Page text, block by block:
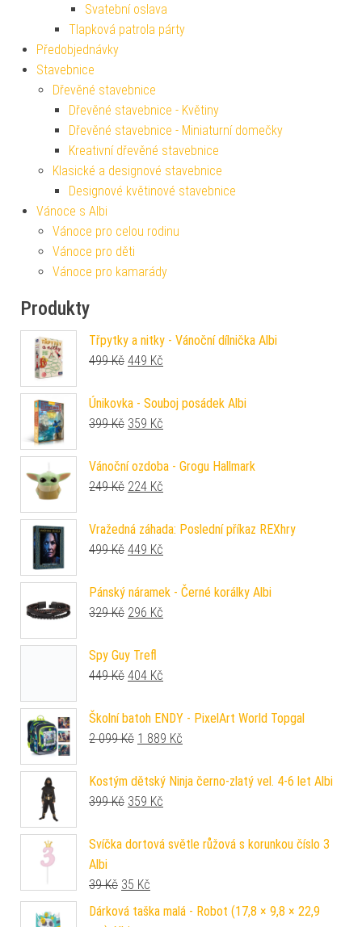
Svatební oslava
Tlapková patrola párty
Předobjednávky
Stavebnice
Dřevěné stavebnice
Dřevěné stavebnice - Květiny
Dřevěné stavebnice - Miniaturní domečky
Kreativní dřevěné stavebnice
Klasické a designové stavebnice
Designové květinové stavebnice
Vánoce s Albi
Vánoce pro celou rodinu
Vánoce pro děti
Vánoce pro kamarády
Produkty
Třpytky a nitky - Vánoční dílnička Albi
499Kč Původní cena byla: 499 Kč.
449 Kč
Únikovka - Souboj posádek Albi
399Kč Původní cena byla: 399 Kč.
359 Kč
Vánoční ozdoba - Grogu Hallmark
249Kč Původní cena byla: 249 Kč.
224 Kč
Vražedná záhada: Poslední příkaz REXhry
499Kč Původní cena byla: 499 Kč.
449 Kč
Pánský náramek - Černé korálky Albi
329Kč Původní cena byla: 329 Kč.
296 Kč
Spy Guy Trefl
449Kč Původní cena byla: 449 Kč.
404 Kč
Školní batoh ENDY - PixelArt World Topgal
2 099Kč Původní cena byla: 2 099 Kč.
1 889 Kč
Kostým dětský Ninja černo-zlatý vel. 4-6 let Albi
399Kč Původní cena byla: 399 Kč.
359 Kč
Svíčka dortová světle růžová s korunkou číslo 3
Albi
39Kč Původní cena byla: 39 Kč.
35 Kč
Dárková taška malá - Robot (17,8 × 9,8 × 22,9